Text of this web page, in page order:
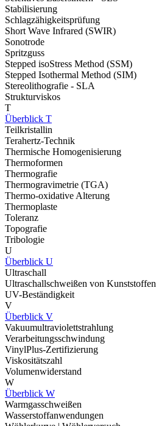
Stabilisierung
Schlagzähigkeitsprüfung
Short Wave Infrared (SWIR)
Sonotrode
Spritzguss
Stepped isoStress Method (SSM)
Stepped Isothermal Method (SIM)
Stereolithografie - SLA
Strukturviskos
T
Überblick T
Teilkristallin
Terahertz-Technik
Thermische Homogenisierung
Thermoformen
Thermografie
Thermogravimetrie (TGA)
Thermo-oxidative Alterung
Thermoplaste
Toleranz
Topografie
Tribologie
U
Überblick U
Ultraschall
Ultraschallschweißen von Kunststoffen
UV-Beständigkeit
V
Überblick V
Vakuumultraviolettstrahlung
Verarbeitungsschwindung
VinylPlus-Zertifizierung
Viskositätszahl
Volumenwiderstand
W
Überblick W
Warmgasschweißen
Wasserstoffanwendungen